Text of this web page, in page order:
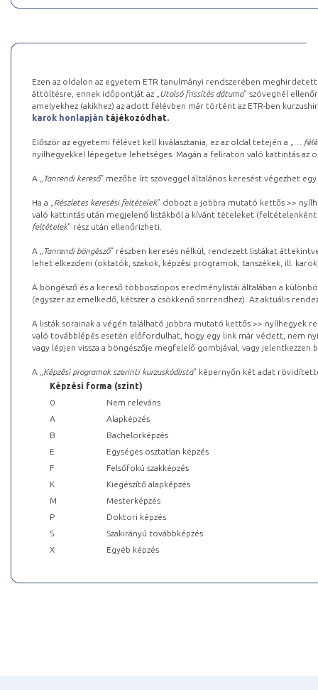
Ezen az oldalon az egyetem ETR tanulmányi rendszerében
áttöltésre, ennek időpontját az „ Utolsó frissítés dátuma” szövegnél
amelyekhez (akikhez) az adott félévben már történt az ETR-ben
karok honlapján tájékozódhat.
Először az egyetemi félévet kell kiválasztania, ez az oldal tetején a „
…
nyílhegyekkel lépegetve lehetséges. Magán a feliraton való kattintás az
A „ Tanrendi kereső” mezőbe írt szöveggel általános keresést végezhet
Ha a „ Részletes keresési feltételek” dobozt a jobbra mutató kettős >>
való kattintás után megjelenő listákból a kívánt tételeket (feltételenként
feltételek” rész után ellenőrizheti.
A „ Tanrendi böngésző” részben keresés nélkül, rendezett listákat
lehet elkezdeni (oktatók, szakok, képzési programok, tanszékek, ill.
A böngésző és a kereső többoszlopos eredménylistái általában a
(egyszer az emelkedő, kétszer a csökkenő sorrendhez). Az aktuális
A listák sorainak a végén található jobbra mutató kettős >> nyílhegyek
való továbblépés esetén előfordulhat, hogy egy link már védett, nem
vagy lépjen vissza a böngészője megfelelő gombjával, vagy
A „ Képzési programok szerinti kurzuskódlista” képernyőn két adat
Képzési forma (szint)
0
Nem releváns
A
Alapképzés
B
Bachelorképzés
E
Egységes osztatlan képzés
F
Felsőfokú szakképzés
K
Kiegészítő alapképzés
M
Mesterképzés
P
Doktori képzés
S
Szakirányú továbbképzés
X
Egyéb képzés